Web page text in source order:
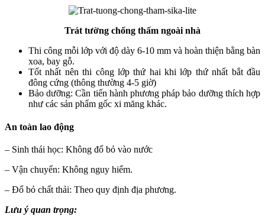
Trát tường chống thấm ngoài nhà
Thi công mỗi lớp với độ dày 6-10 mm và hoàn thiện bằng bàn
xoa, bay gỗ.
Tốt nhất nên thi công lớp thứ hai khi lớp thứ nhất bắt đầu
đông cứng (thông thường 4-5 giờ)
Bảo dưỡng: Cần tiến hành phương pháp bảo dưỡng thích hợp
như các sản phẩm gốc xi măng khác.
An toàn lao động
– Sinh thái học: Không đổ bỏ vào nước
– Vận chuyển: Không nguy hiểm.
– Đổ bỏ chất thải: Theo quy định địa phương.
Lưu ý quan trọng: